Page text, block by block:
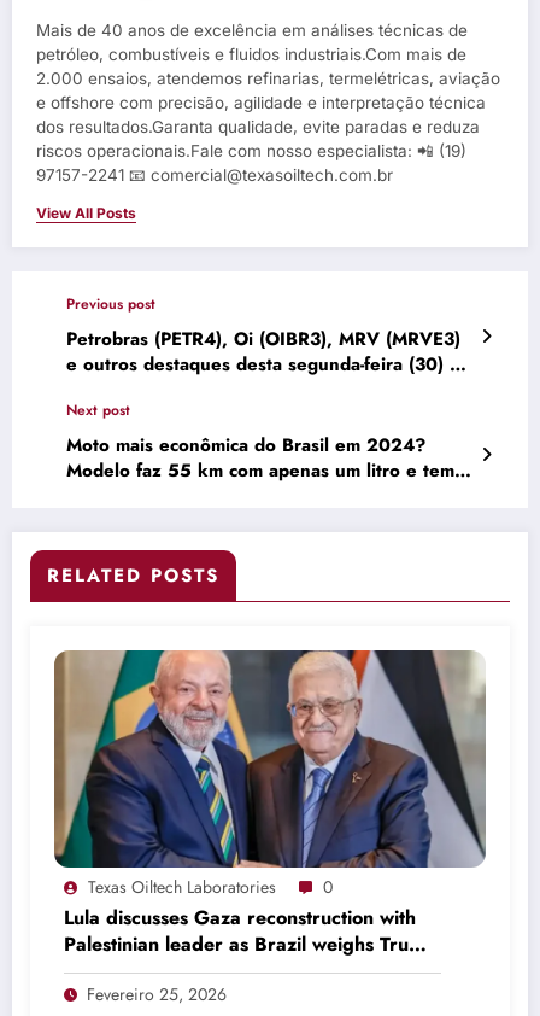
Mais de 40 anos de excelência em análises técnicas de
petróleo, combustíveis e fluidos industriais.Com mais de
2.000 ensaios, atendemos refinarias, termelétricas, aviação
e offshore com precisão, agilidade e interpretação técnica
dos resultados.Garanta qualidade, evite paradas e reduza
riscos operacionais.Fale com nosso especialista: 📲 (19)
97157-2241 📧 comercial@texasoiltech.com.br
View All Posts
Previous post
Petrobras (PETR4), Oi (OIBR3), MRV (MRVE3)
e outros destaques desta segunda-feira (30) —
Next post
Moto mais econômica do Brasil em 2024?
Modelo faz 55 km com apenas um litro e tem
RELATED POSTS
Texas Oiltech Laboratories 0
Lula discusses Gaza reconstruction with
Palestinian leader as Brazil weighs Trump
invitation
Fevereiro 25, 2026